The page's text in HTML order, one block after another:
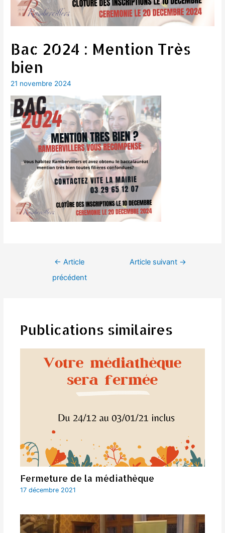
Bac 2024 : Mention Très
bien
21 novembre 2024
Navigation← Article
précédent
Article suivant →
Publications similaires
Fermeture de la médiathèque
17 décembre 2021